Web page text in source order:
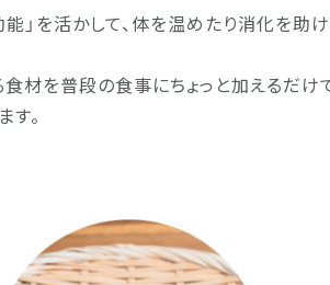
能」を活かして、体を温めたり消化を助
材を普段の食事にちょっと加えるだけ
す。